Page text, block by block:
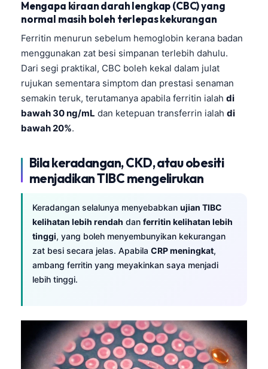
Mengapa kiraan darah lengkap (CBC) yang
normal masih boleh terlepas kekurangan
Ferritin menurun sebelum hemoglobin kerana badan
menggunakan zat besi simpanan terlebih dahulu.
Dari segi praktikal, CBC boleh kekal dalam julat
rujukan sementara simptom dan prestasi senaman
semakin teruk, terutamanya apabila ferritin ialah di
bawah 30 ng/mL dan ketepuan transferrin ialah di
bawah 20%.
Bila keradangan, CKD, atau obesiti
menjadikan TIBC mengelirukan
Keradangan selalunya menyebabkan ujian TIBC
kelihatan lebih rendah dan ferritin kelihatan lebih
tinggi, yang boleh menyembunyikan kekurangan
zat besi secara jelas. Apabila CRP meningkat,
ambang ferritin yang meyakinkan saya menjadi
lebih tinggi.
Српски језик
Svenska
Eesti
日本語
Čeština
ქართული
Lietuvių kalba
Polski
Slovenščina
Magyar
বাংলা
اردو
मराठी